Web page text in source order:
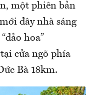
một phiên bản
đây nhà sáng
hoa”
cửa ngõ phía
Bà 18km.